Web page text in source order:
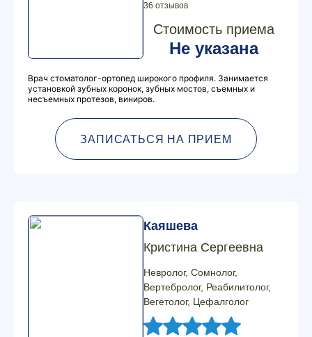
36 отзывов
Стоимость приема
Не указана
Врач стоматолог-ортопед широкого профиля. Занимается
установкой зубных коронок, зубных мостов, съемных и
несъемных протезов, виниров.
ЗАПИСАТЬСЯ НА ПРИЕМ
Каяшева
Кристина Сергеевна
Невролог, Сомнолог,
Вертебролог, Реабилитолог,
Вегетолог, Цефалголог